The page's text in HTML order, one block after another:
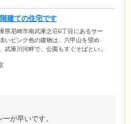
建ての住宅です
県尼崎市南武庫之荘6丁目にあるサー
いピンク色の建物は、六甲山を望め
武庫川河畔で、公園もすぐそばとい
コン・緊急コール・ミニキッチ
ら消灯したり、お布団に入ったま
が早いです。